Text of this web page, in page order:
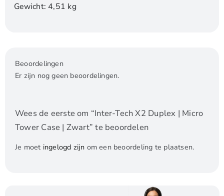
Gewicht: 4,51 kg
Beoordelingen
Er zijn nog geen beoordelingen.
Wees de eerste om “Inter-Tech X2 Duplex | Micro
Tower Case | Zwart” te beoordelen
Je moet ingelogd zijn om een beoordeling te plaatsen.